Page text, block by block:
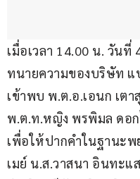
เมื่อเวลา 14.00 น. วันที่
ทนายความของบริษัท แ
เข้าพบ พ.ต.อ.เอนก เต
พ.ต.ท.หญิง พรพิมล ดอก
เพื่อให้ปากคำในฐานะ
เมย์ น.ส.วาสนา อินทะแ